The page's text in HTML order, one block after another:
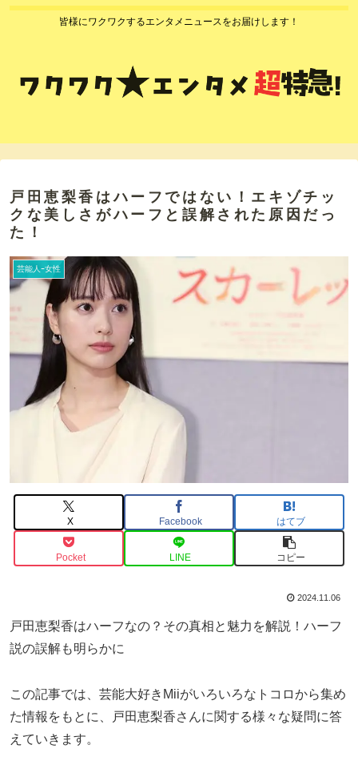
皆様にワクワクするエンタメニュースをお届けします！
戸田恵梨香はハーフではない！エキゾチッ
クな美しさがハーフと誤解された原因だっ
た！
芸能人ｰ女性
X Facebook はてブ
Pocket LINE コピー
2024.11.06
戸田恵梨香はハーフなの？その真相と魅力を解説！ハーフ
説の誤解も明らかに
この記事では、芸能大好きMiiがいろいろなトコロから集め
た情報をもとに、戸田恵梨香さんに関する様々な疑問に答
えていきます。